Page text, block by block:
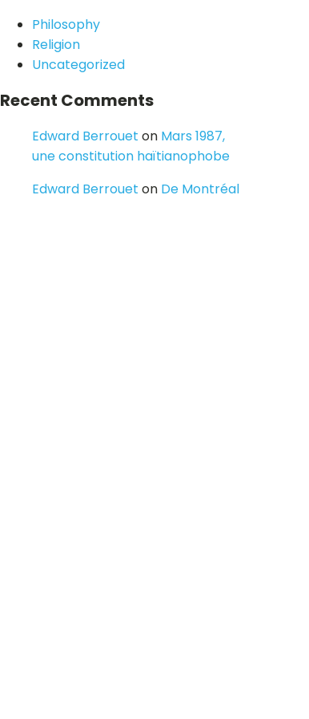
Philosophy
Religion
Uncategorized
Recent Comments
Edward Berrouet on Mars 1987,
une constitution haïtianophobe
Edward Berrouet on De Montréal